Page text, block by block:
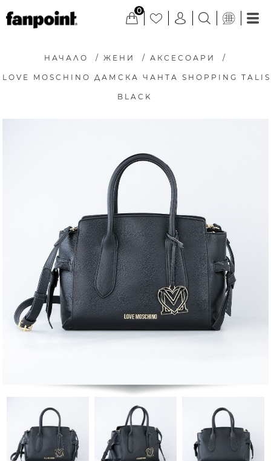
0
НАЧАЛО / ЖЕНИ / АКСЕСОАРИ /
LOVE MOSCHINO ДАМСКА ЧАНТА SHOPPING TALIS
BLACK